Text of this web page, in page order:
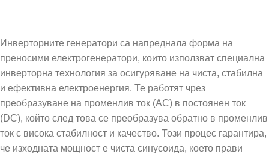
Инверторните генератори са напреднала форма на
преносими електрогенератори, които използват специална
инверторна технология за осигуряване на чиста, стабилна
и ефективна електроенергия. Те работят чрез
преобразуване на променлив ток (AC) в постоянен ток
(DC), който след това се преобразува обратно в променлив
ток с висока стабилност и качество. Този процес гарантира,
че изходната мощност е чиста синусоида, което прави